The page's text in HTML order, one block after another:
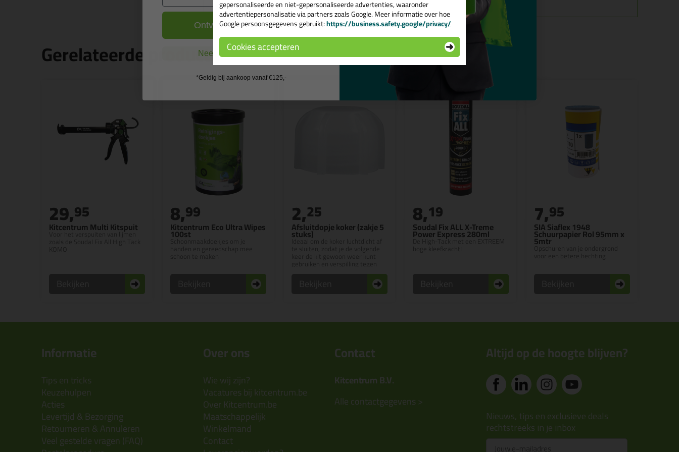
Gerelateerde producten
Kitcentrum Multi Kitspuit
Voor het verspuiten van lijmen
29,95
Kitcentrum Eco Ultra Wipes
100st
Schoonmaakdoekjes om je
8,99
Afsluitdopje koker (zakje 5
stuks)
Ideaal om de koker luchtdicht af
2,25
Soudal Fix ALL X-Treme
Power Express 280ml
De High-Tack met een EXTREEM
8,19
SIA Siaflex 1948
Schuurpapier Rol 95mm x
5mtr
Opschuren van je ondergrond
7,95
Informatie
Tips en tricks
Keuzehulpen
Acties
Levertijd & Bezorging
Retourneren & Annuleren
Veel gestelde vragen (FAQ)
Over ons
Wie wij zijn?
Vacatures bij kitcentrum.be
Over Kitcentrum.be
Maatschappelijk
Winkelmand
Contact
Contact
Kitcentrum B.V.
Alle contactgegevens >
Altijd op de hoogte blijven?
Nieuws, tips en exclusieve deals
rechtstreeks in je inbox
gepersonaliseerde en niet-gepersonaliseerde advertenties, waaronder
advertentiepersonalisatie via partners zoals Google. Meer informatie over hoe
Google persoonsgegevens gebruikt:https://business.safety.google/privacy/
Cookies accepteren
Ontvang de actiecode ›
Nee, ik wil geen cadeau
*Geldig bij aankoop vanaf €125,-